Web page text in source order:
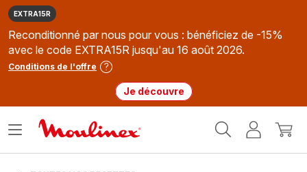
EXTRA15R
Reconditionné par nous pour vous : bénéficiez de -15%
avec le code EXTRA15R jusqu'au 16 août 2026.
Conditions de l'offre
Je découvre
MonMon
Ouvrir